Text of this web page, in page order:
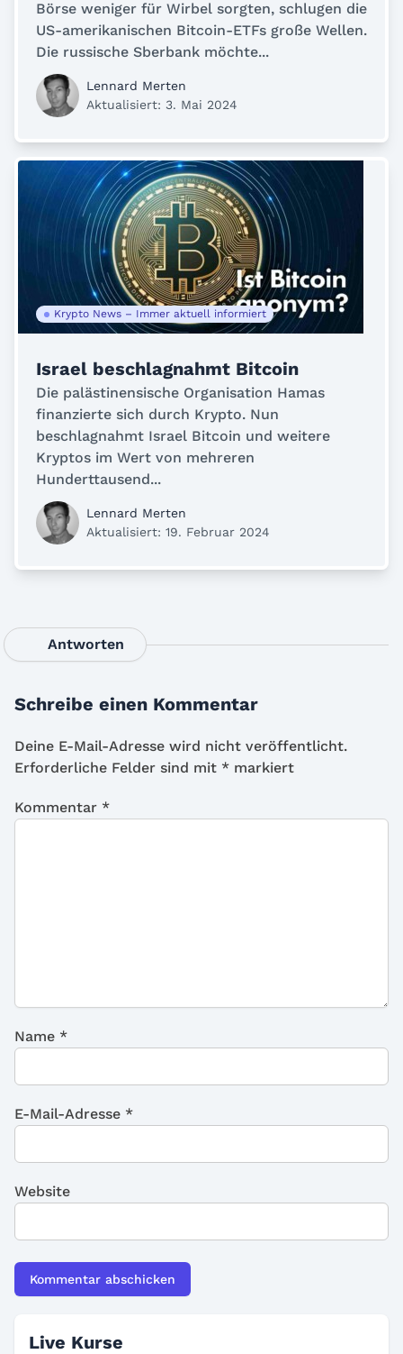
Börse weniger für Wirbel sorgten, schlugen die
US-amerikanischen Bitcoin-ETFs große Wellen.
Die russische Sberbank möchte...
Lennard Merten
Aktualisiert: 3. Mai 2024
Krypto News – Immer aktuell informiert
Israel beschlagnahmt Bitcoin
Die palästinensische Organisation Hamas
finanzierte sich durch Krypto. Nun
beschlagnahmt Israel Bitcoin und weitere
Kryptos im Wert von mehreren
Hunderttausend...
Lennard Merten
Aktualisiert: 19. Februar 2024
Antworten
Schreibe einen Kommentar
Deine E-Mail-Adresse wird nicht veröffentlicht.
Erforderliche Felder sind mit * markiert
Kommentar *
Name *
E-Mail-Adresse *
Website
Live Kurse